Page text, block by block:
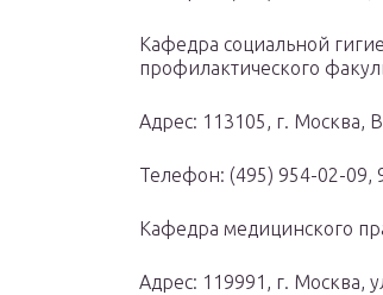
Кафедра социальной
профилактического
Адрес: 113105, г. Москва,
Телефон: (495) 954-02-09,
Кафедра медицинского
Адрес: 119991, г. Москва,